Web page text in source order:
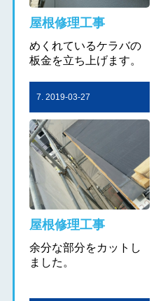
屋根修理工事
めくれているケラバの
板金を立ち上げます。
7. 2019-03-27
屋根修理工事
余分な部分をカットし
ました。